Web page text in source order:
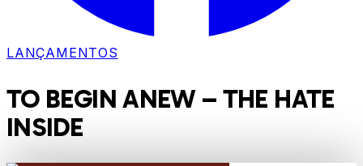
LANÇAMENTOS
TO BEGIN ANEW – THE HATE
INSIDE